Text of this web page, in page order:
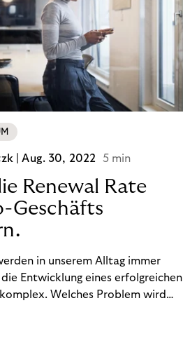
|Aug. 30, 2022 5 min
Renewal Rate
Geschäfts
in unserem Alltag immer
Entwicklung eines erfolgreichen
Welches Problem wird
viel sollten Kund:innen dafür